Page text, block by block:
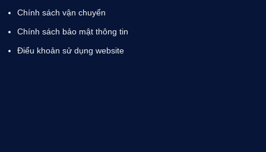
Chính sách vận chuyển
Chính sách bảo mật thông tin
Điểu khoản sử dụng website